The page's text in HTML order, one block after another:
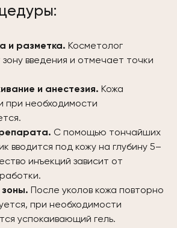
и разметка. Косметолог
введения и отмечает точки
и анестезия. Кожа
при необходимости
С помощью тончайших
вводится под кожу на глубину 5–
инъекций зависит от
После уколов кожа повторно
при необходимости
успокаивающий гель.